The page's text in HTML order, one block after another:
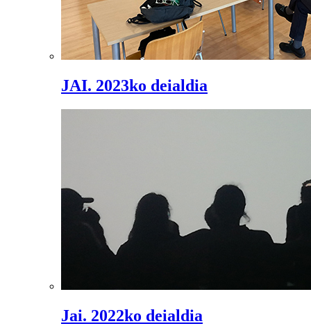
JAI. 2023ko deialdia
Jai. 2022ko deialdia